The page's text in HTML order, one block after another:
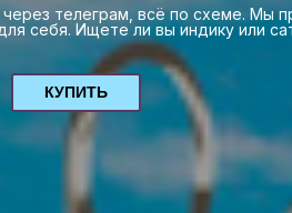
телеграм, всё по схеме. Мы
себя. Ищете ли вы индику или
КУПИТЬ